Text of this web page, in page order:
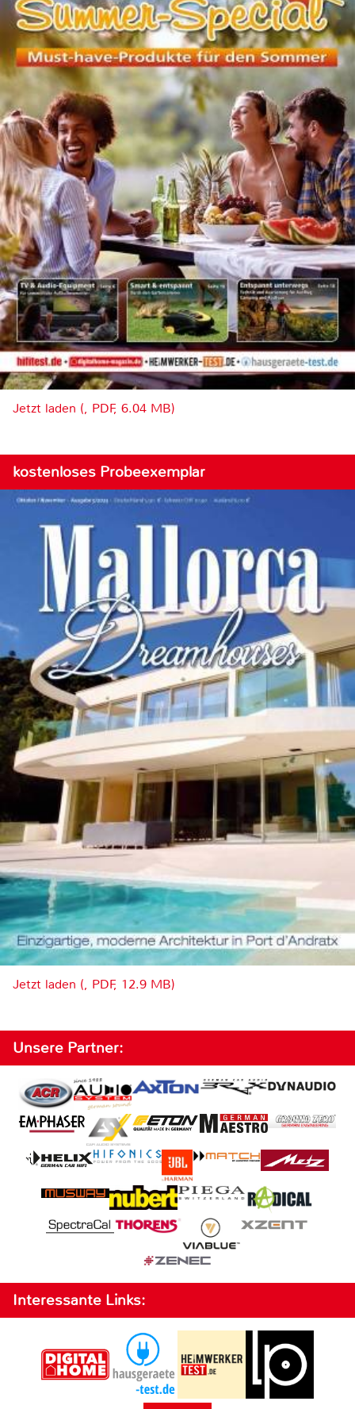
Jetzt laden (, PDF, 6.04 MB)
kostenloses Probeexemplar
Jetzt laden (, PDF, 12.9 MB)
Unsere Partner:
Interessante Links: